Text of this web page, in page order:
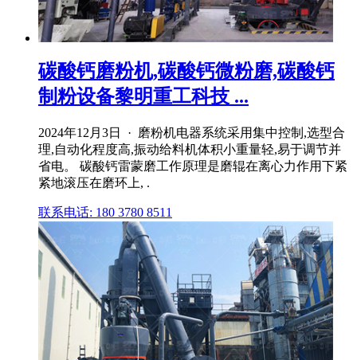
碳酸钙磨粉机,碳酸钙微粉磨,碳酸钙
制粉设备黎明重工科技 ...
2024年12月3日 · 磨粉机电器系统采用集中控制,选型合
理,自动化程度高,振动给料机体积小重量轻,易于调节并
省电。 碳酸钙雷蒙磨工作原理是磨辊在离心力作用下紧
紧地滚压在磨环上, .
联系电话: 180 3780 8511